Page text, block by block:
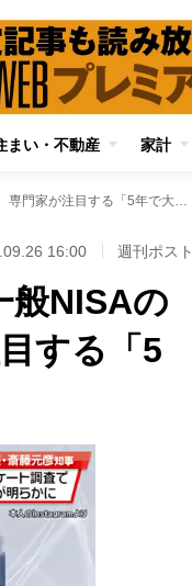
まい・不動産 家計
新NISA前に非課税枠を増やす「一般NISAの駆け込み口座開設」 専門家が注目する「5年で大化け期待」の個別株
16:00 週刊ポスト
般NISAの
する「5